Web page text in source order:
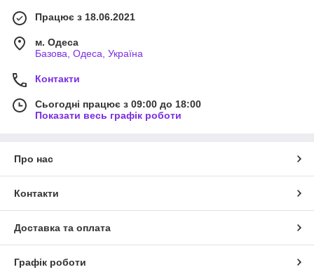
Працює з 18.06.2021
м. Одеса
Базова, Одеса, Україна
Контакти
Сьогодні працює з 09:00 до 18:00
Показати весь графік роботи
Про нас
Контакти
Доставка та оплата
Графік роботи